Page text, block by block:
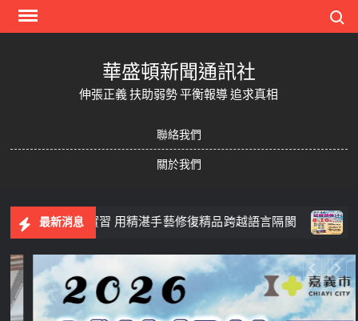
Skip
華盛頓新聞通訊社
伸張正義 扶助弱勢 平衡報導 追求真相
聯絡我們
關於我們
最新消息
用精湛手藝修復精品跨越語言隔閡 嘉義市8/10防空演